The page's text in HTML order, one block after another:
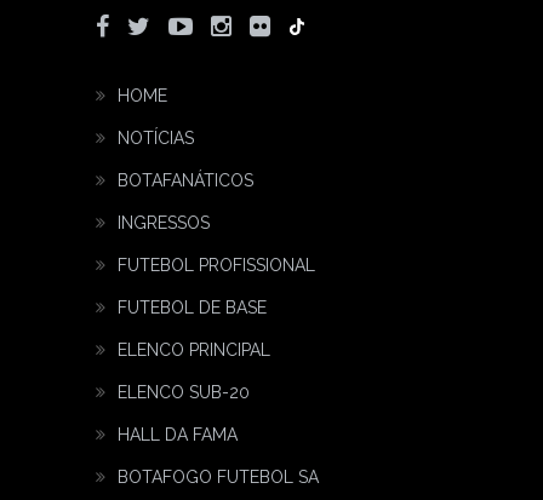
HOME
NOTÍCIAS
BOTAFANÁTICOS
INGRESSOS
FUTEBOL PROFISSIONAL
FUTEBOL DE BASE
ELENCO PRINCIPAL
ELENCO SUB-20
HALL DA FAMA
BOTAFOGO FUTEBOL SA